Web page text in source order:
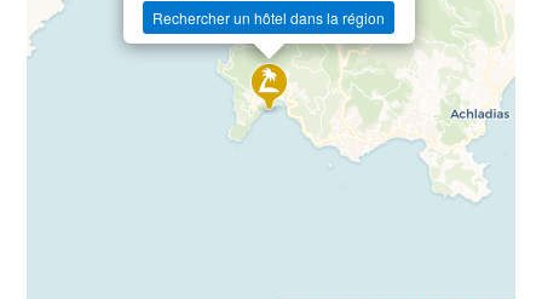
Rechercher un hôtel dans la région